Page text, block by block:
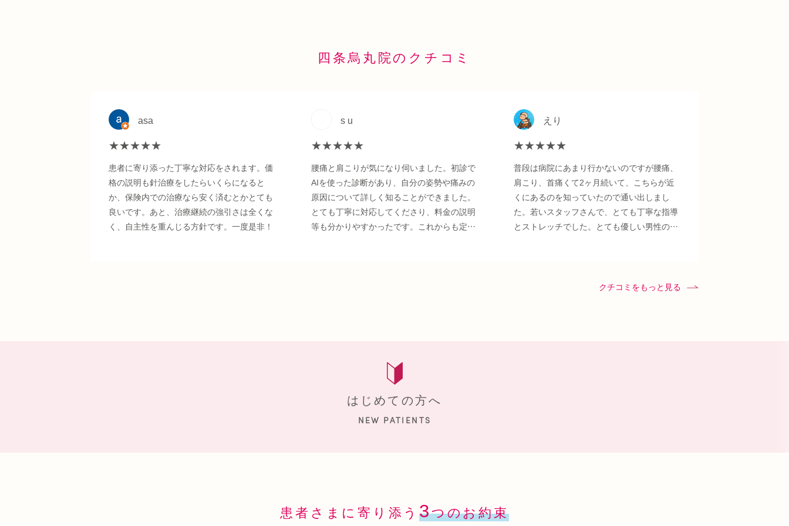
四条烏丸院のクチコミ
asa
★★★★★
患者に寄り添った丁寧な対応をされます。価
格の説明も針治療をしたらいくらになると
か、保険内での治療なら安く済むとかとても
良いです。あと、治療継続の強引さは全くな
く、自主性を重んじる方針です。一度是非！
s u
★★★★★
腰痛と肩こりが気になり伺いました。初診で
AIを使った診断があり、自分の姿勢や痛みの
原因について詳しく知ることができました。
とても丁寧に対応してくださり、料金の説明
等も分かりやすかったです。これからも定期
えり
★★★★★
普段は病院にあまり行かないのですが腰痛、
肩こり、首痛くて2ヶ月続いて、こちらが近
くにあるのを知っていたので通い出しまし
た。若いスタッフさんで、とても丁寧な指導
とストレッチでした。とても優しい男性の方
クチコミをもっと見る
はじめての方へ
NEW PATIENTS
患者さまに寄り添う3つのお約束